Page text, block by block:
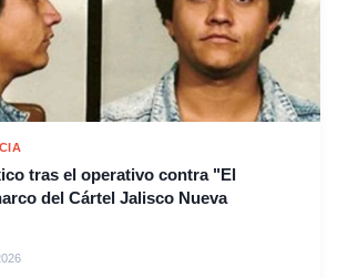
tras el operativo contra "El
del Cártel Jalisco Nueva